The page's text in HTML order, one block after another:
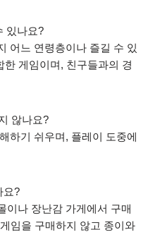
있나요?
어느 연령층이나 즐길 수 있
게임이며, 친구들과의 경
않나요?
하기 쉬우며, 플레이 도중에
요?
이나 장난감 가게에서 구매
임을 구매하지 않고 종이와